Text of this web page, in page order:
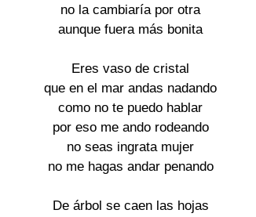
no la cambiaría por otra
aunque fuera más bonita
Eres vaso de cristal
que en el mar andas nadando
como no te puedo hablar
por eso me ando rodeando
no seas ingrata mujer
no me hagas andar penando
De árbol se caen las hojas